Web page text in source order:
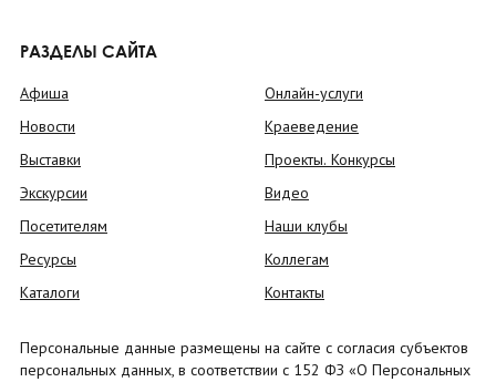
РАЗДЕЛЫ САЙТА
Афиша
Новости
Выставки
Экскурсии
Посетителям
Ресурсы
Каталоги
Онлайн-услуги
Краеведение
Проекты. Конкурсы
Видео
Наши клубы
Коллегам
Контакты
Персональные данные размещены на сайте с согласия субъектов
персональных данных, в соответствии с 152 ФЗ «О Персональных